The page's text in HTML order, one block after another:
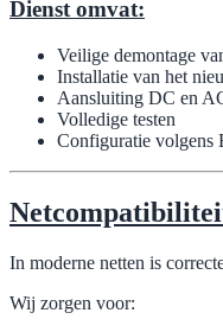
Dienst omvat:
Veilige demontage
Installatie van het
Aansluiting DC en
Volledige testen
Configuratie volgens
In moderne netten is
Wij zorgen voor: